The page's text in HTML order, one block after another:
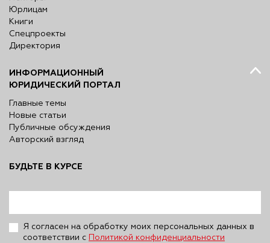
Юрлицам
Книги
Спецпроекты
Директория
ИНФОРМАЦИОННЫЙ
ЮРИДИЧЕСКИЙ ПОРТАЛ
Главные темы
Новые статьи
Публичные обсуждения
Авторский взгляд
БУДЬТЕ В КУРСЕ
Я согласен на обработку моих персональных данных в
соответствии с
Политикой конфиденциальности